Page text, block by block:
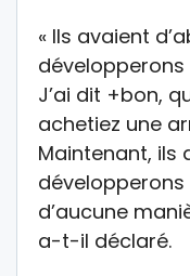
« Ils avaient
développerons
J’ai dit +bon,
achetiez une
Maintenant, ils
développerons
d’aucune
a-t-il déclaré.